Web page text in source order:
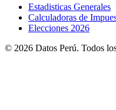
Estadisticas Generales
Calculadoras de
Elecciones 2026
© 2026 Datos Perú. Todos